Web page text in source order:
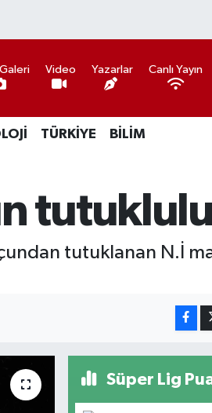
Video Yazarlar Canlı Yayın
TÜRKİYE BİLİM
tutuklanan N.İ
Süper Lig